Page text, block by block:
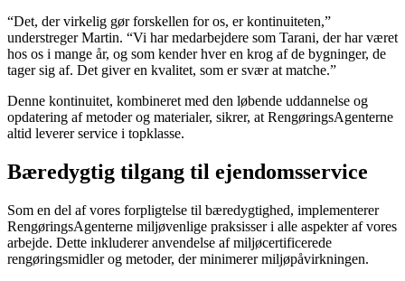
“Det, der virkelig gør forskellen for os, er kontinuiteten,”
understreger Martin. “Vi har medarbejdere som Tarani, der har været
hos os i mange år, og som kender hver en krog af de bygninger, de
tager sig af. Det giver en kvalitet, som er svær at matche.”
Denne kontinuitet, kombineret med den løbende uddannelse og
opdatering af metoder og materialer, sikrer, at RengøringsAgenterne
altid leverer service i topklasse.
Bæredygtig tilgang til ejendomsservice
Som en del af vores forpligtelse til bæredygtighed, implementerer
RengøringsAgenterne miljøvenlige praksisser i alle aspekter af vores
arbejde. Dette inkluderer anvendelse af miljøcertificerede
rengøringsmidler og metoder, der minimerer miljøpåvirkningen.